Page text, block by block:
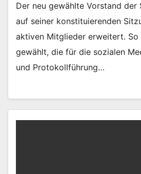
Der neu gewählte Vorstand der
auf seiner konstituierenden
aktiven Mitglieder erweitert.
gewählt, die für die sozialen
und Protokollführung…